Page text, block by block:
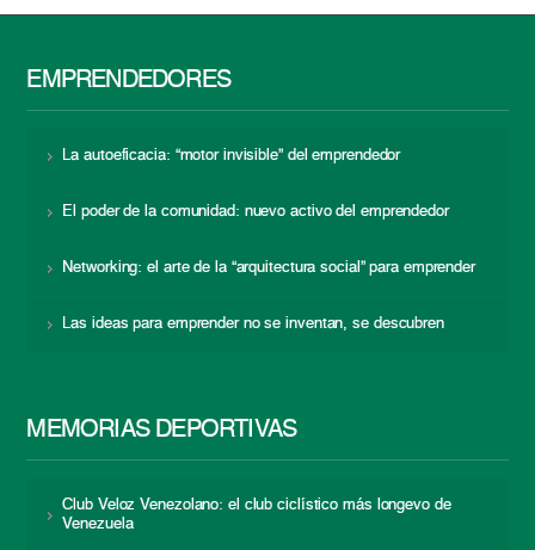
EMPRENDEDORES
La autoeficacia: “motor invisible” del emprendedor
El poder de la comunidad: nuevo activo del emprendedor
Networking: el arte de la “arquitectura social” para emprender
Las ideas para emprender no se inventan, se descubren
MEMORIAS DEPORTIVAS
Club Veloz Venezolano: el club ciclístico más longevo de
Venezuela